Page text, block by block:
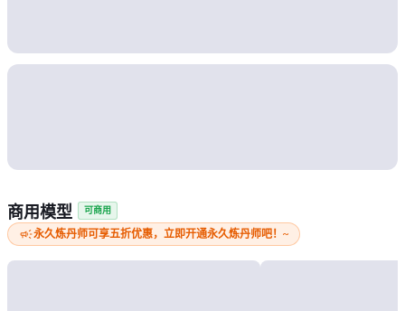
商用模型 可商用
campaign永久炼丹师可享五折优惠，立即开通永久炼丹师吧！~